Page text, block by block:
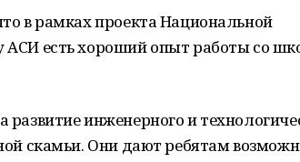
в рамках проекта Национальной
АСИ есть хороший опыт работы со
инженерного и
скамьи. Они дают ребятам